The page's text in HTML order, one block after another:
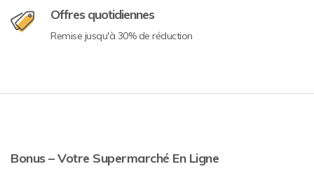
Offres quotidiennes
Remise jusqu'à 30% de réduction
Bonus – Votre Supermarché En Ligne